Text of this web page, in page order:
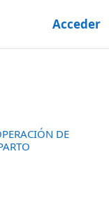
Acceder
DE